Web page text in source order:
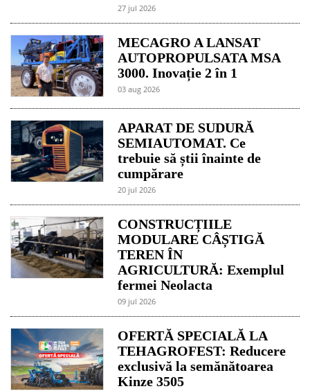
27 jul 2026
MECAGRO A LANSAT
AUTOPROPULSATA MSA
3000. Inovație 2 în 1
03 aug 2026
APARAT DE SUDURĂ
SEMIAUTOMAT. Ce
trebuie să știi înainte de
cumpărare
20 jul 2026
CONSTRUCȚIILE
MODULARE CÂȘTIGĂ
TEREN ÎN
AGRICULTURĂ: Exemplul
fermei Neolacta
09 jul 2026
OFERTĂ SPECIALĂ LA
TEHAGROFEST: Reducere
exclusivă la semănătoarea
Kinze 3505